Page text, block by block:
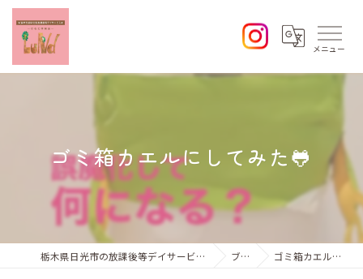
ゴミ箱カエルにしてみた🐸
栃木県日光市の放課後等デイサービスならひなた学習会Lund ブログ ゴミ箱カエルにしてみた🐸